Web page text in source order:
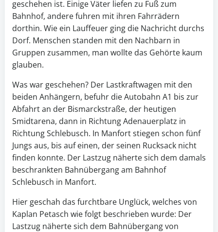
geschehen ist. Einige Väter liefen zu Fuß zum
Bahnhof, andere fuhren mit ihren Fahrrädern
dorthin. Wie ein Lauffeuer ging die Nachricht durchs
Dorf. Menschen standen mit den Nachbarn in
Gruppen zusammen, man wollte das Gehörte kaum
glauben.
Was war geschehen? Der Lastkraftwagen mit den
beiden Anhängern, befuhr die Autobahn A1 bis zur
Abfahrt an der Bismarckstraße, der heutigen
Smidtarena, dann in Richtung Adenauerplatz in
Richtung Schlebusch. In Manfort stiegen schon fünf
Jungs aus, bis auf einen, der seinen Rucksack nicht
finden konnte. Der Lastzug näherte sich dem damals
beschrankten Bahnübergang am Bahnhof
Schlebusch in Manfort.
Hier geschah das furchtbare Unglück, welches von
Kaplan Petasch wie folgt beschrieben wurde: Der
Lastzug näherte sich dem Bahnübergang von